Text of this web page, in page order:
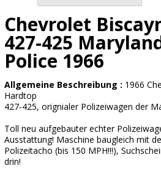
Chevrolet
427-425
Police 1966
Allgemeine Beschreibung : 1966
Hardtop
427-425, orignialer Polizeiwagen der
Toll neu aufgebauter echter
Ausstattung! Maschine baugleich mit
Polizeitacho (bis 150 MPH!!!),
drin!